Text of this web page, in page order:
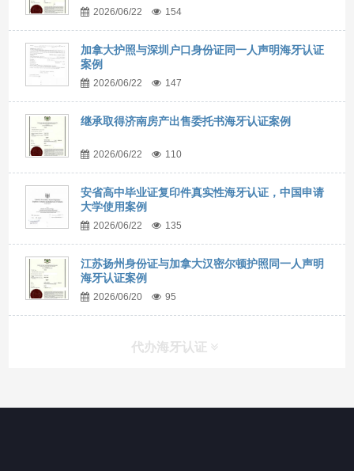
2026/06/22 154
加拿大护照与深圳户口身份证同一人声明海牙认证
案例
2026/06/22 147
继承取得济南房产出售委托书海牙认证案例
2026/06/22 110
安省高中毕业证复印件真实性海牙认证，中国申请
大学使用案例
2026/06/22 135
江苏扬州身份证与加拿大汉密尔顿护照同一人声明
海牙认证案例
2026/06/20 95
代办海牙认证